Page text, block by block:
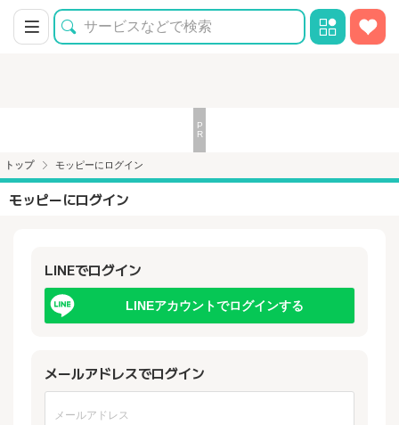
トップ モッピーにログイン
モッピーにログイン
LINEでログイン
LINEアカウントでログインする
メールアドレスでログイン